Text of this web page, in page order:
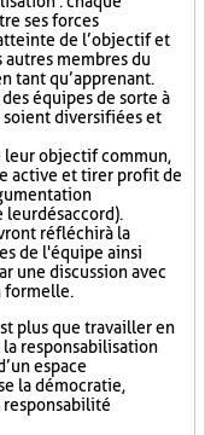
ses forces
de l’objectif et
membres du
tant qu’apprenant.
équipes de sorte à
soient diversifiées et
leur objectif commun,
active et tirer profit de
leur désaccord).
réfléchir à la
de l'équipe ainsi
une discussion avec
formelle.
plus que travailler en
responsabilisation
espace
la démocratie,
responsabilité